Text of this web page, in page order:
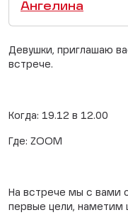
Ангелина
Девушки, приглашаю
встрече.
Когда: 19.12 в 12.00
Где: ZOOM
На встрече мы с вами
первые цели, наметим